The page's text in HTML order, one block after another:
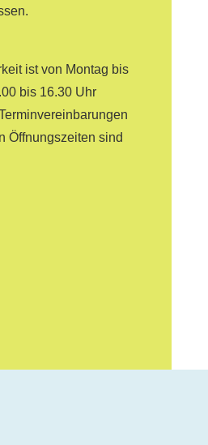
ist von Montag bis
bis 16.30 Uhr
Öffnungszeiten sind